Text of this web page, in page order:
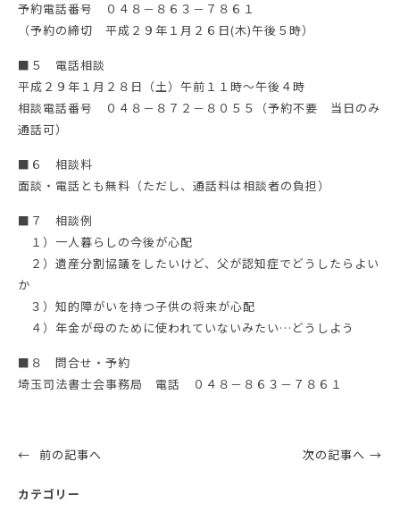
予約電話番号 ０４８－８６３－７８６１
（予約の締切 平成２９年１月２６日(木)午後５時）
■５ 電話相談
平成２９年１月２８日（土）午前１１時～午後４時
相談電話番号 ０４８－８７２－８０５５（予約不要 当日のみ
通話可）
■６ 相談料
面談・電話とも無料（ただし、通話料は相談者の負担）
■７ 相談例
１）一人暮らしの今後が心配
２）遺産分割協議をしたいけど、父が認知症でどうしたらよい
か
３）知的障がいを持つ子供の将来が心配
４）年金が母のために使われていないみたい…どうしよう
■８ 問合せ・予約
埼玉司法書士会事務局 電話 ０４８－８６３－７８６１
前の記事へ 次の記事へ
カテゴリー